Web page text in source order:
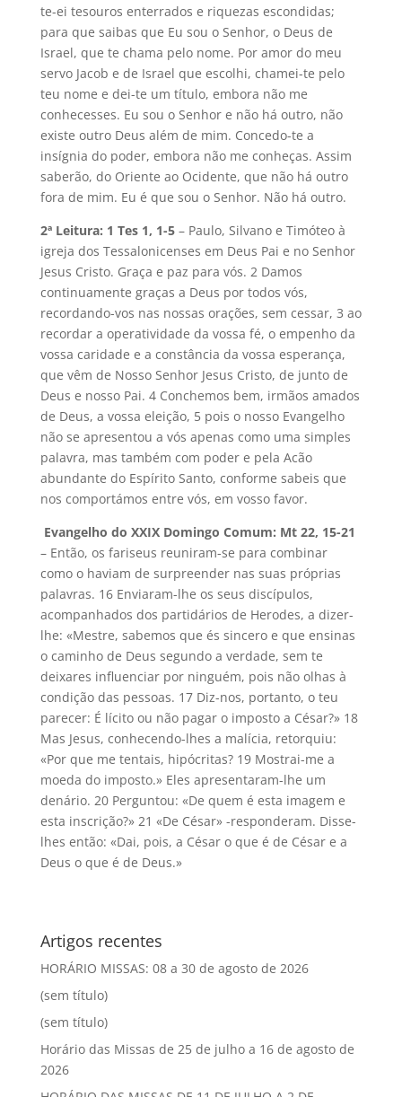
te-ei tesouros enterrados e riquezas escondidas;
para que saibas que Eu sou o Senhor, o Deus de
Israel, que te chama pelo nome. Por amor do meu
servo Jacob e de Israel que escolhi, chamei-te pelo
teu nome e dei-te um título, embora não me
conhecesses. Eu sou o Senhor e não há outro, não
existe outro Deus além de mim. Concedo-te a
insígnia do poder, embora não me conheças. Assim
saberão, do Oriente ao Ocidente, que não há outro
fora de mim. Eu é que sou o Senhor. Não há outro.
2ª Leitura: 1 Tes 1, 1-5– Paulo, Silvano e Timóteo à
igreja dos Tessalonicenses em Deus Pai e no Senhor
Jesus Cristo. Graça e paz para vós. 2 Damos
continuamente graças a Deus por todos vós,
recordando-vos nas nossas orações, sem cessar, 3 ao
recordar a operatividade da vossa fé, o empenho da
vossa caridade e a constância da vossa esperança,
que vêm de Nosso Senhor Jesus Cristo, de junto de
Deus e nosso Pai. 4 Conchemos bem, irmãos amados
de Deus, a vossa eleição, 5 pois o nosso Evangelho
não se apresentou a vós apenas como uma simples
palavra, mas também com poder e pela Acão
abundante do Espírito Santo, conforme sabeis que
nos comportámos entre vós, em vosso favor.
Evangelho do XXIX Domingo Comum: Mt 22, 15-21
– Então, os fariseus reuniram-se para combinar
como o haviam de surpreender nas suas próprias
palavras. 16 Enviaram-lhe os seus discípulos,
acompanhados dos partidários de Herodes, a dizer-
lhe: «Mestre, sabemos que és sincero e que ensinas
o caminho de Deus segundo a verdade, sem te
deixares influenciar por ninguém, pois não olhas à
condição das pessoas. 17 Diz-nos, portanto, o teu
parecer: É lícito ou não pagar o imposto a César?» 18
Mas Jesus, conhecendo-lhes a malícia, retorquiu:
«Por que me tentais, hipócritas? 19 Mostrai-me a
moeda do imposto.» Eles apresentaram-lhe um
denário. 20 Perguntou: «De quem é esta imagem e
esta inscrição?» 21 «De César» -responderam. Disse-
lhes então: «Dai, pois, a César o que é de César e a
Deus o que é de Deus.»
Artigos recentes
HORÁRIO MISSAS: 08 a 30 de agosto de 2026
(sem título)
(sem título)
Horário das Missas de 25 de julho a 16 de agosto de
2026